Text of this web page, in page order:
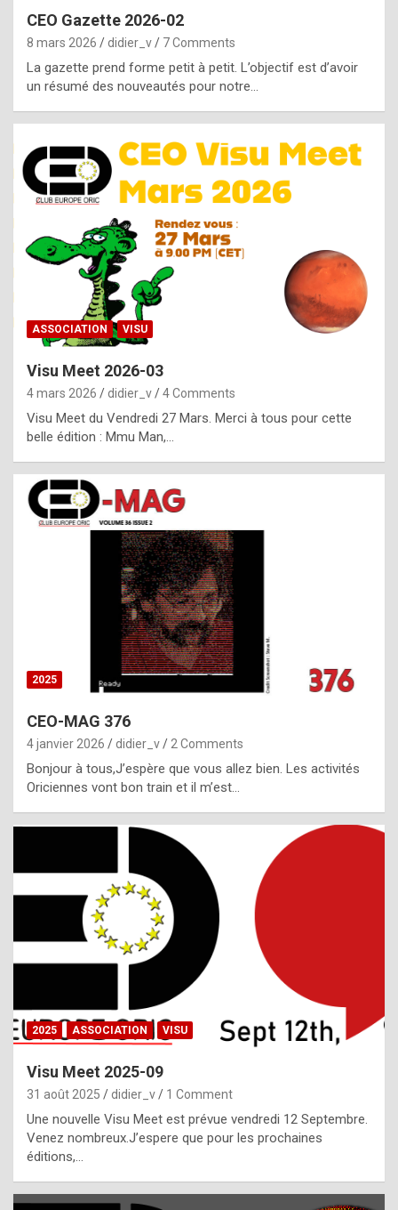
g
e
n
u
i
n
e
R
o
p
l
c
h
i
s
t
o
r
p
e
c
i
l
,
g
h
t
f
CEO Gazette 2026-02
8 mars 2026 didier_v 7 Comments
La gazette prend forme petit à petit. L’objectif est d’avoir
un résumé des nouveautés pour notre…
ASSOCIATION VISU
Visu Meet 2026-03
4 mars 2026 didier_v 4 Comments
Visu Meet du Vendredi 27 Mars. Merci à tous pour cette
belle édition : Mmu Man,…
2025
CEO-MAG 376
4 janvier 2026 didier_v 2 Comments
Bonjour à tous,J’espère que vous allez bien. Les activités
Oriciennes vont bon train et il m’est…
2025 ASSOCIATION VISU
Visu Meet 2025-09
31 août 2025 didier_v 1 Comment
Une nouvelle Visu Meet est prévue vendredi 12 Septembre.
Venez nombreux.J’espere que pour les prochaines
éditions,…